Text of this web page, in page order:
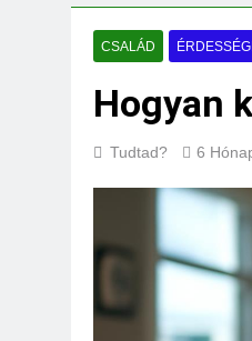
CSALÁD
Hogyan
Tudtad? 6